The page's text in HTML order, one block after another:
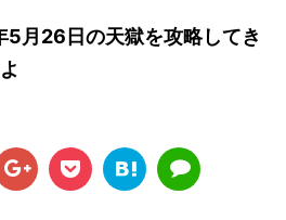
5月26日の天獄を攻略してき